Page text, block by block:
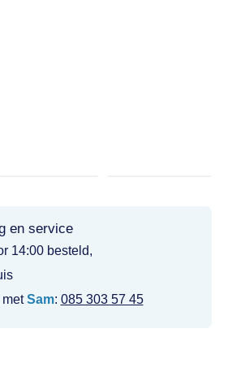
en service
14:00 besteld,
metSam: 085 303 57 45